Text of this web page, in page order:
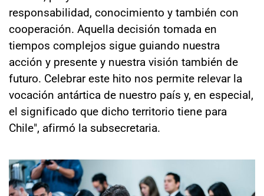
responsabilidad, conocimiento y también con
cooperación. Aquella decisión tomada en
tiempos complejos sigue guiando nuestra
acción y presente y nuestra visión también de
futuro. Celebrar este hito nos permite relevar la
vocación antártica de nuestro país y, en especial,
el significado que dicho territorio tiene para
Chile", afirmó la subsecretaria.